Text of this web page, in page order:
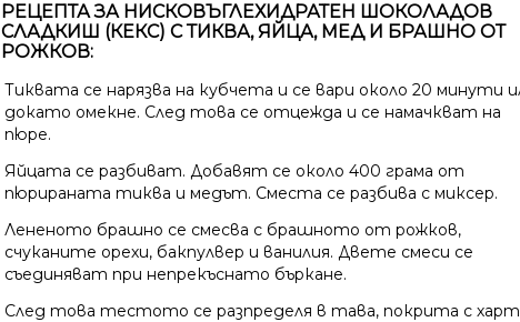
РЕЦЕПТА ЗА НИСКОВЪГЛЕХИДРАТЕН ШОКОЛАДОВ
СЛАДКИШ (КЕКС) С ТИКВА, ЯЙЦА, МЕД И БРАШНО ОТ
РОЖКОВ:
Тиквата се нарязва на кубчета и се вари около 20 минути
докато омекне. След това се отцежда и се намачкват на
пюре.
Яйцата се разбиват. Добавят се около 400 грама от
пюрираната тиква и медът. Сместа се разбива с миксер.
Лененото брашно се смесва с брашното от рожков,
счуканите орехи, бакпулвер и ванилия. Двете смеси се
съединяват при непрекъснато бъркане.
След това тестото се разпределя в тава, покрита с